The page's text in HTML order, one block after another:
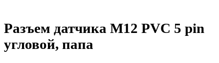
Разъем датчика M12 PVC 5 pin
угловой, папа